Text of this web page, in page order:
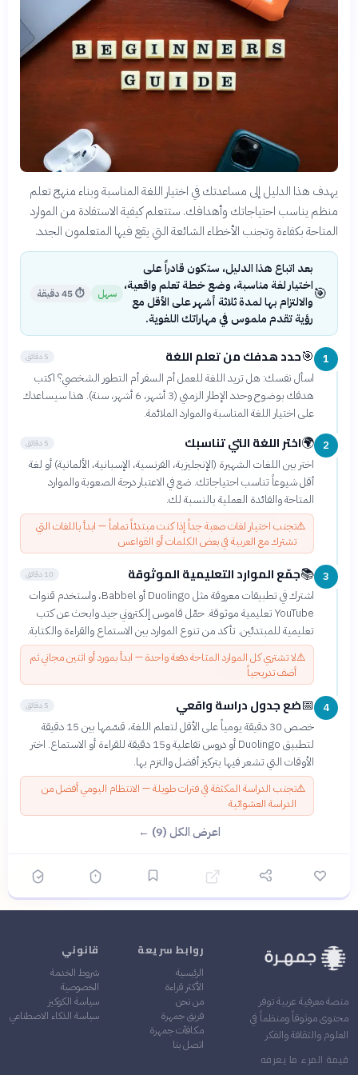
يهدف هذا الدليل إلى مساعدتك في اختيار اللغة المناسبة وبناء منهج تعلم
منظم يناسب احتياجاتك وأهدافك. ستتعلم كيفية الاستفادة من الموارد
المتاحة بكفاءة وتجنب الأخطاء الشائعة التي يقع فيها المتعلمون الجدد.
🎯
بعد اتباع هذا الدليل، ستكون قادراً على
اختيار لغة مناسبة، وضع خطة تعلم واقعية،
والالتزام بها لمدة ثلاثة أشهر على الأقل مع
رؤية تقدم ملموس في مهاراتك اللغوية.
سهل ⏱45 دقيقة
1
🎯حدد هدفك من تعلم اللغة 5 دقائق
اسأل نفسك: هل تريد اللغة للعمل أم السفر أم التطور الشخصي؟ اكتب
هدفك بوضوح وحدد الإطار الزمني (3 أشهر، 6 أشهر، سنة). هذا سيساعدك
على اختيار اللغة المناسبة والموارد الملائمة.
2
🌍اختر اللغة التي تناسبك 5 دقائق
اختر بين اللغات الشهيرة (الإنجليزية، الفرنسية، الإسبانية، الألمانية) أو لغة
أقل شيوعاً تناسب احتياجاتك. ضع في الاعتبار درجة الصعوبة والموارد
المتاحة والفائدة العملية بالنسبة لك.
⚠️تجنب اختيار لغات صعبة جداً إذا كنت مبتدئاً تماماً — ابدأ باللغات التي
تشترك مع العربية في بعض الكلمات أو القواعس
3
📚جمّع الموارد التعليمية الموثوقة 10 دقائق
اشترك في تطبيقات معروفة مثل Duolingo أو Babbel، واستخدم قنوات
YouTube تعليمية موثوقة. حمّل قاموس إلكتروني جيد وابحث عن كتب
تعليمية للمبتدئين. تأكد من تنوع الموارد بين الاستماع والقراءة والكتابة.
⚠️لا تشتري كل الموارد المتاحة دفعة واحدة — ابدأ بمورد أو اثنين مجاني ثم
أضف تدريجياً
4
📅ضع جدول دراسة واقعي 5 دقائق
خصص 30 دقيقة يومياً على الأقل لتعلم اللغة، قسّمها بين 15 دقيقة
لتطبيق Duolingo أو دروس تفاعلية و15 دقيقة للقراءة أو الاستماع. اختر
الأوقات التي تشعر فيها بتركيز أفضل والتزم بها.
⚠️تجنب الدراسة المكثفة في فترات طويلة — الانتظام اليومي أفضل من
الدراسة العشوائية
اعرض الكل (9) ←
منصة معرفية عربية توفر
محتوى موثوقاً ومنظماً في
العلوم والثقافة والفكر
قيمة المرء ما يعرفه
روابط سريعة
الرئيسية
الأكثر قراءة
من نحن
فريق جمهرة
مكافآت جمهرة
اتصل بنا
قانوني
شروط الخدمة
الخصوصية
سياسة الكوكيز
سياسة الذكاء الاصطناعي